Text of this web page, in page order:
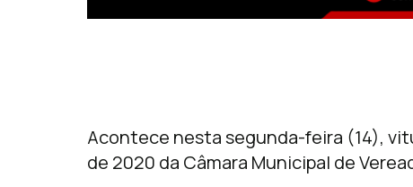
Acontece nesta segunda-feira (14),
de 2020 da Câmara Municipal de